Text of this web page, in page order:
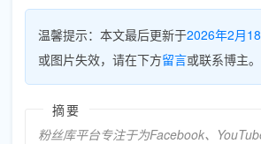
温馨提示：本文最后更新于2026年2月
或图片失效，请在下方留言或联系博主。
摘要
粉丝库平台专注于为Facebook、